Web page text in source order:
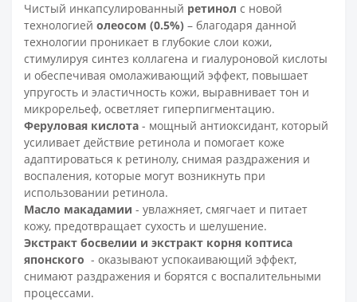
Чистый инкапсулированный ретинол с новой
технологией олеосом (0.5%) – благодаря данной
технологии проникает в глубокие слои кожи,
стимулируя синтез коллагена и гиалуроновой кислоты
и обеспечивая омолаживающий эффект, повышает
упругость и эластичность кожи, выравнивает тон и
микрорельеф, осветляет гиперпигментацию.
Феруловая кислота - мощный антиоксидант, который
усиливает действие ретинола и помогает коже
адаптироваться к ретинолу, снимая раздражения и
воспаления, которые могут возникнуть при
использовании ретинола.
Масло макадамии - увлажняет, смягчает и питает
кожу, предотвращает сухость и шелушение.
Экстракт босвелии и экстракт корня коптиса
японского - оказывают успокаивающий эффект,
снимают раздражения и борятся с воспалительными
процессами.